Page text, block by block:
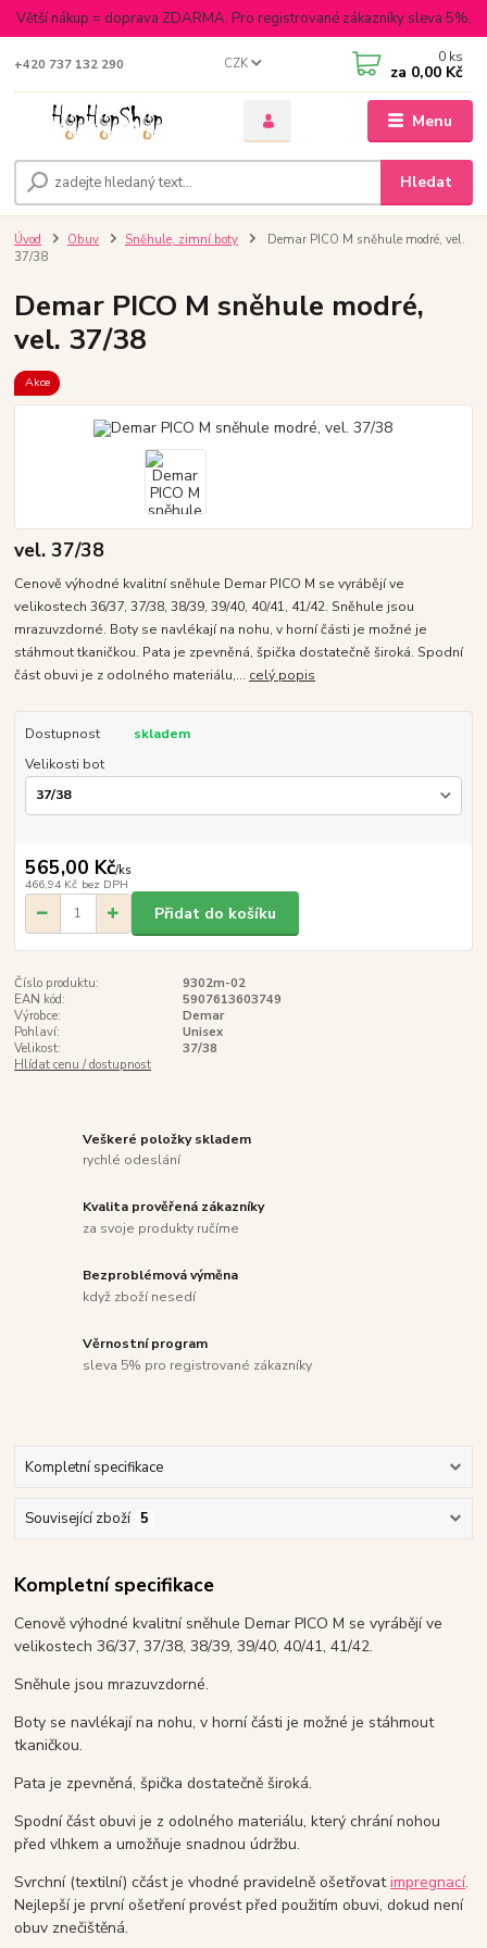
Větší nákup = doprava ZDARMA. Pro registrované zákazníky sleva 5%.
Menu
CZK
Hledat
+420 737 132 290 0 ks
za 0,00 Kč
Úvod Obuv Sněhule, zimní boty
Demar PICO M sněhule modré, vel.
37/38
Demar PICO M sněhule modré,
vel. 37/38
Akce
vel. 37/38
Cenově výhodné kvalitní sněhule Demar PICO M se vyrábějí ve
velikostech 36/37, 37/38, 38/39, 39/40, 40/41, 41/42. Sněhule jsou
mrazuvzdorné. Boty se navlékají na nohu, v horní části je možné je
stáhmout tkaničkou. Pata je zpevněná, špička dostatečně široká. Spodní
část obuvi je z odolného materiálu,... celý popis
Dostupnost
skladem
Velikosti bot
565,00 Kč/ks
466,94 Kč bez DPH
Přidat do košíku
Číslo produktu:
9302m-02
EAN kód:
5907613603749
Výrobce:
Demar
Pohlaví:
Unisex
Velikost:
37/38
Hlídat cenu / dostupnost
Veškeré položky skladem
rychlé odeslání
Kvalita prověřená zákazníky
za svoje produkty ručíme
Bezproblémová výměna
když zboží nesedí
Věrnostní program
sleva 5% pro registrované zákazníky
Kompletní specifikace
Související zboží 5
Kompletní specifikace
Cenově výhodné kvalitní sněhule Demar PICO M se vyrábějí ve
velikostech 36/37, 37/38, 38/39, 39/40, 40/41, 41/42.
Sněhule jsou mrazuvzdorné.
Boty se navlékají na nohu, v horní části je možné je stáhmout
tkaničkou.
Pata je zpevněná, špička dostatečně široká.
Spodní část obuvi je z odolného materiálu, který chrání nohou
před vlhkem a umožňuje snadnou údržbu.
Svrchní (textilní) cčást je vhodné pravidelně ošetřovatimpregnací.
Nejlepší je první ošetření provést před použitím obuvi, dokud není
obuv znečištěná.